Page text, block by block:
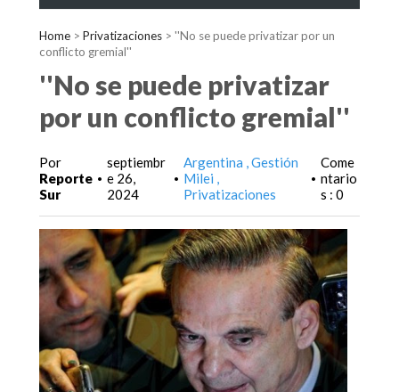
Home > Privatizaciones > ''No se puede privatizar por un
conflicto gremial''
''No se puede privatizar
por un conflicto gremial''
Por
Reporte
Sur
•
septiembr
e 26,
2024
•
Argentina Gestión
Milei
Privatizaciones
•
Come
ntario
s : 0